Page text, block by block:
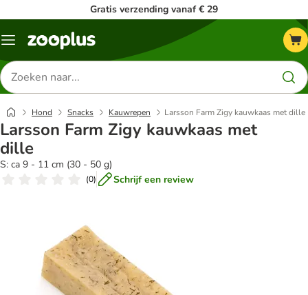
Gratis verzending vanaf € 29
Menu
Zoeken
naar
producten
Hond Snacks Kauwrepen Larsson Farm Zigy kauwkaas met dille
Larsson Farm Zigy kauwkaas met
dille
S: ca 9 - 11 cm (30 - 50 g)
(0) Schrijf een review